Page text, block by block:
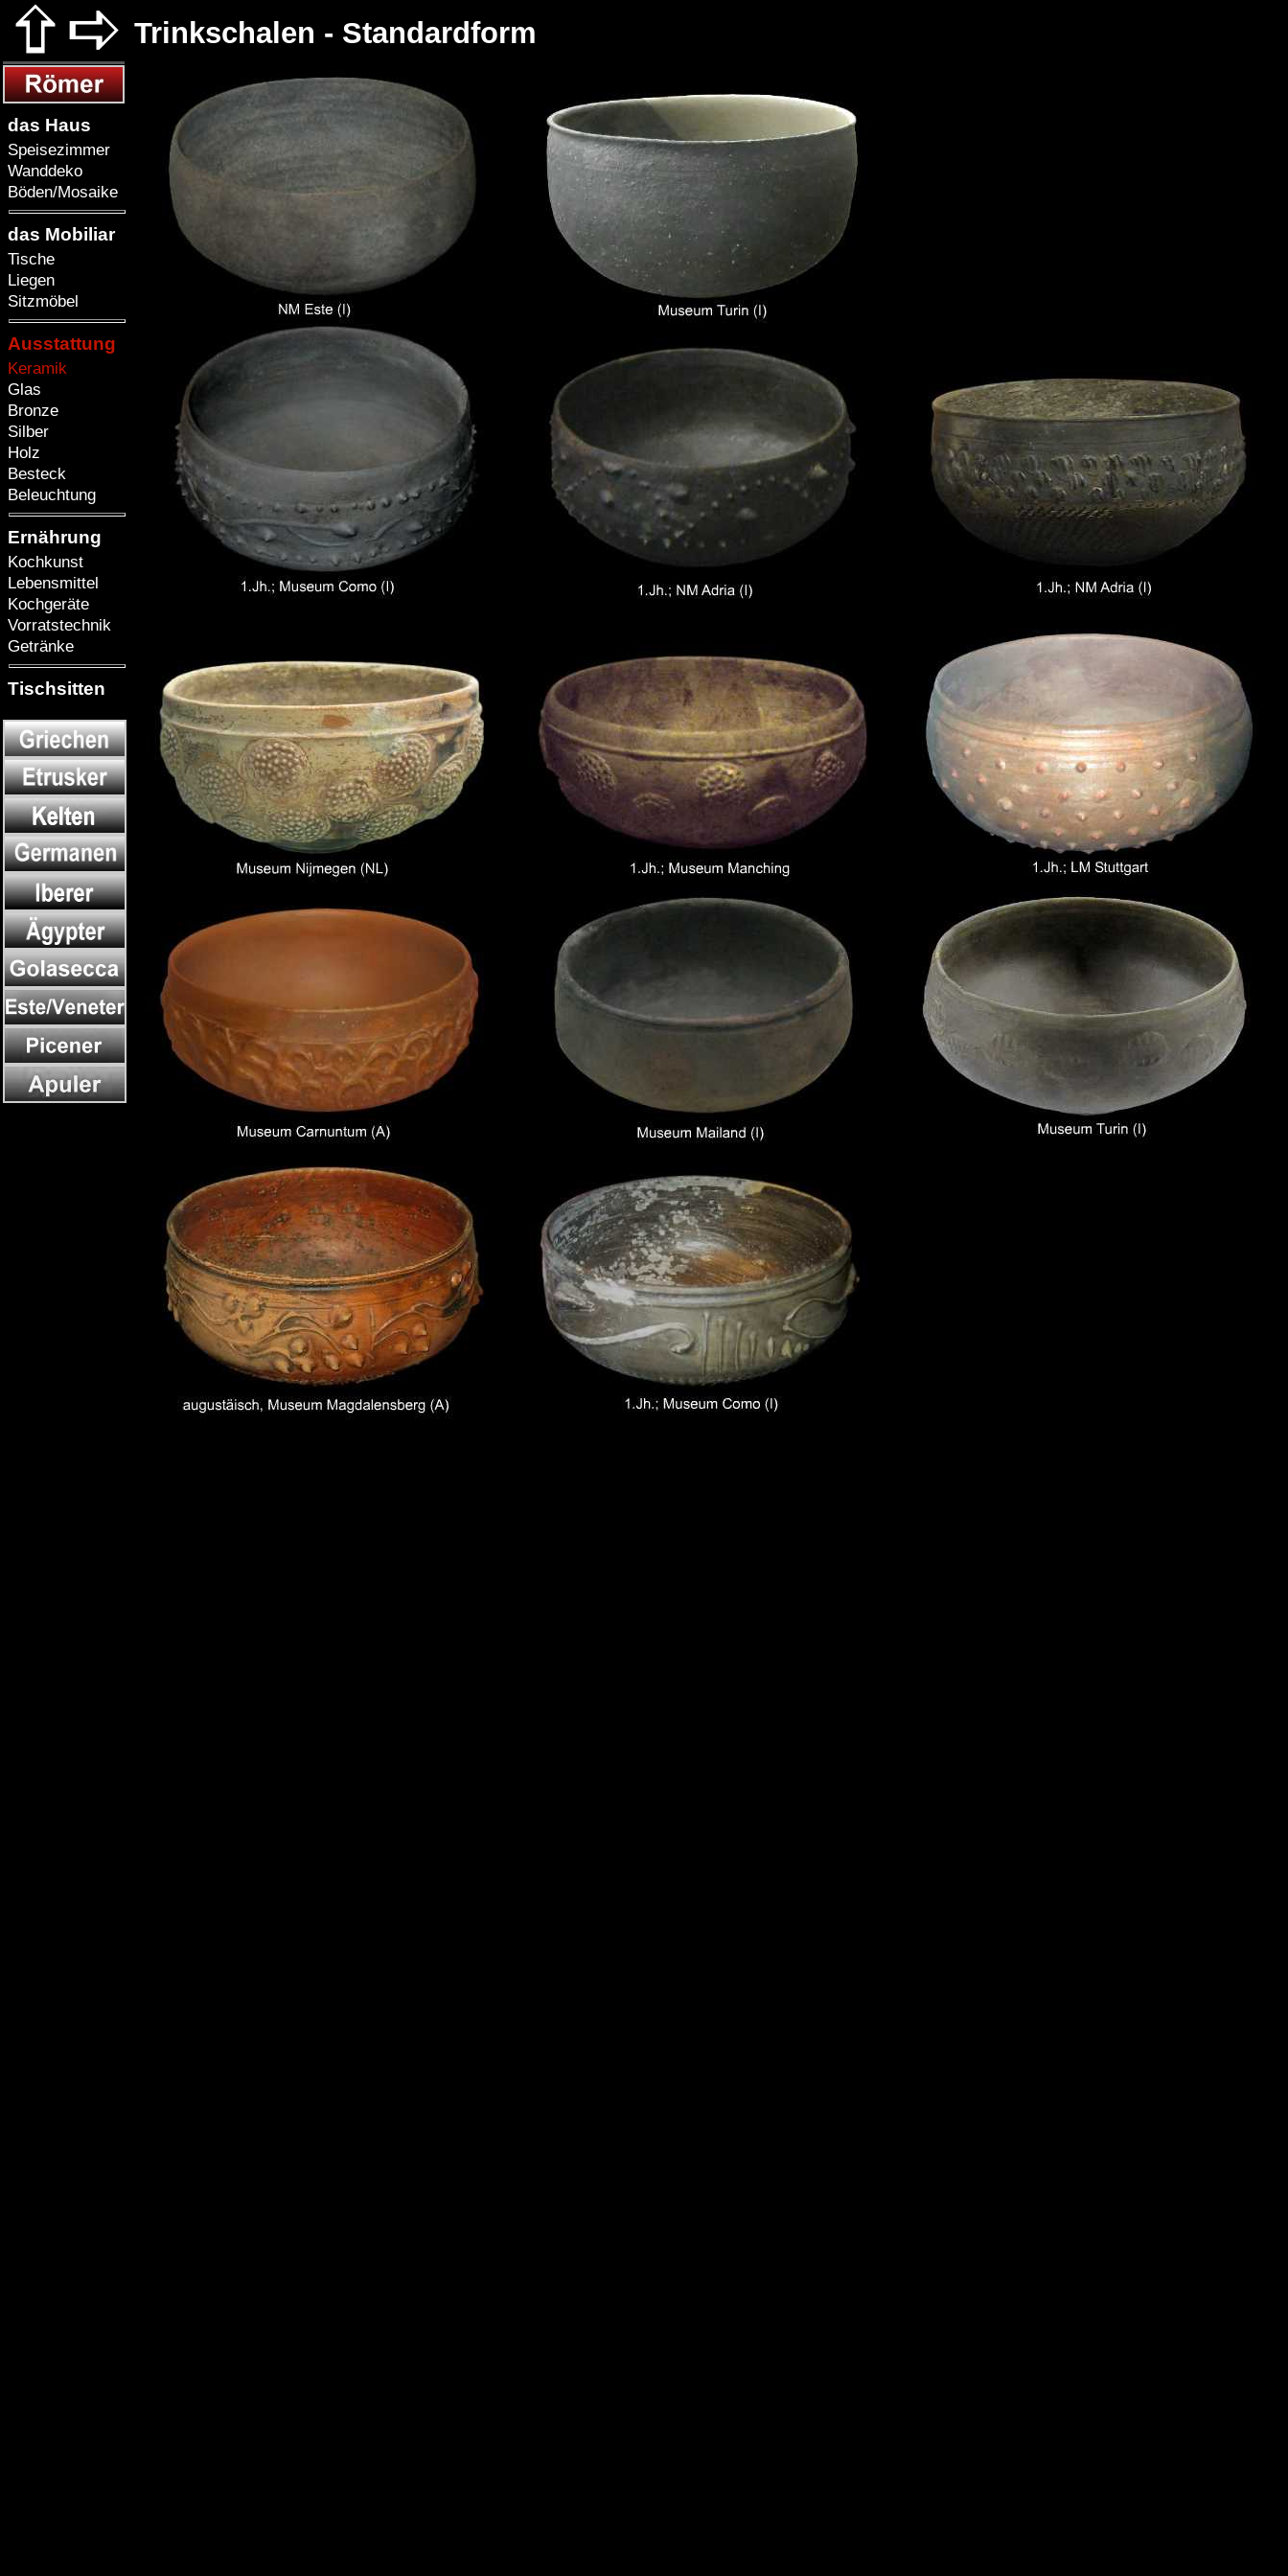
das Haus
Speisezimmer
Wanddeko
Böden/Mosaike
das Mobiliar
Tische
Liegen
Sitzmöbel
Ausstattung
Keramik
Glas
Bronze
Silber
Holz
Besteck
Beleuchtung
Ernährung
Kochkunst
Lebensmittel
Kochgeräte
Vorratstechnik
Getränke
Tischsitten
Trinkschalen - Standardform